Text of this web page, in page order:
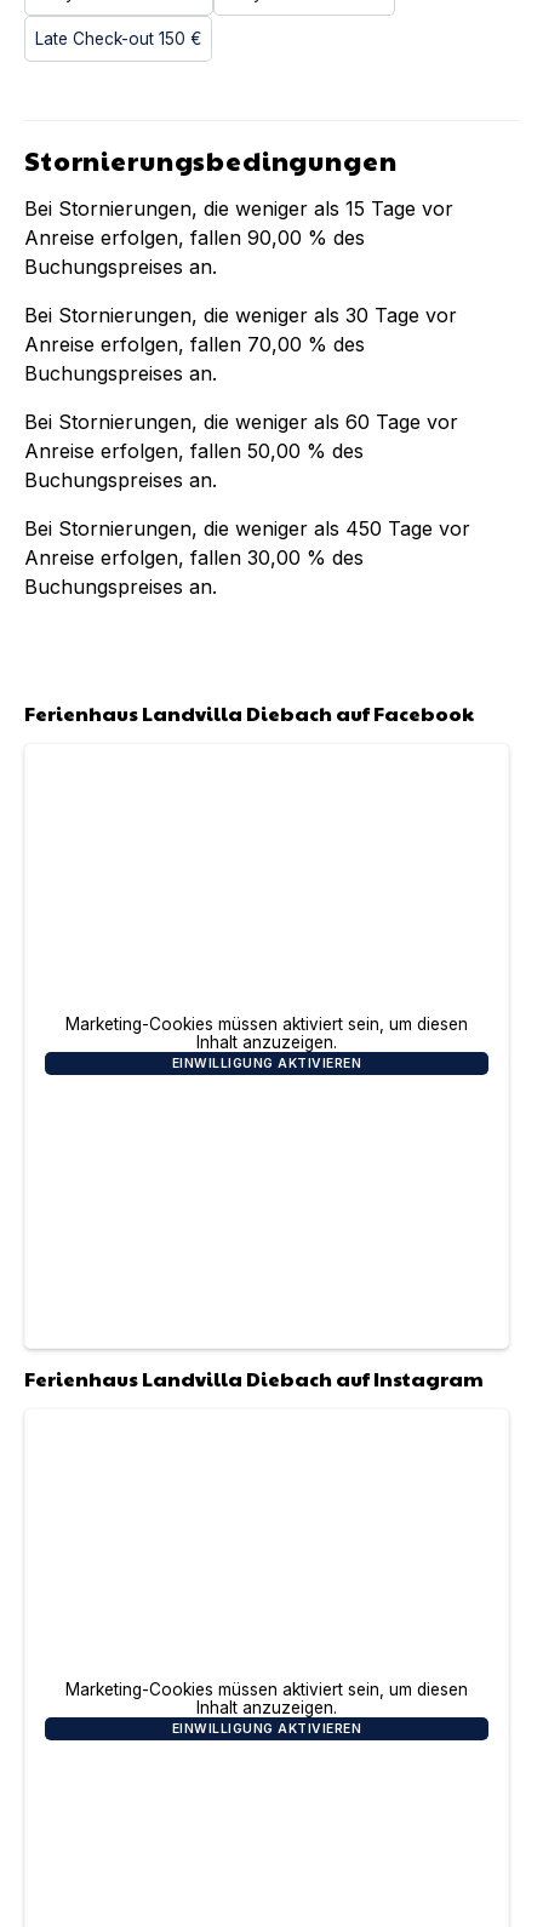
Late Check-out 150 €
Stornierungsbedingungen
Bei Stornierungen, die weniger als 15 Tage vor
Anreise erfolgen, fallen 90,00 % des
Buchungspreises an.
Bei Stornierungen, die weniger als 30 Tage vor
Anreise erfolgen, fallen 70,00 % des
Buchungspreises an.
Bei Stornierungen, die weniger als 60 Tage vor
Anreise erfolgen, fallen 50,00 % des
Buchungspreises an.
Bei Stornierungen, die weniger als 450 Tage vor
Anreise erfolgen, fallen 30,00 % des
Buchungspreises an.
Ferienhaus Landvilla Diebachauf Facebook
Marketing-Cookies müssen aktiviert sein, um diesen
Inhalt anzuzeigen.
EINWILLIGUNG AKTIVIEREN
Ferienhaus Landvilla Diebachauf Instagram
Marketing-Cookies müssen aktiviert sein, um diesen
Inhalt anzuzeigen.
EINWILLIGUNG AKTIVIEREN